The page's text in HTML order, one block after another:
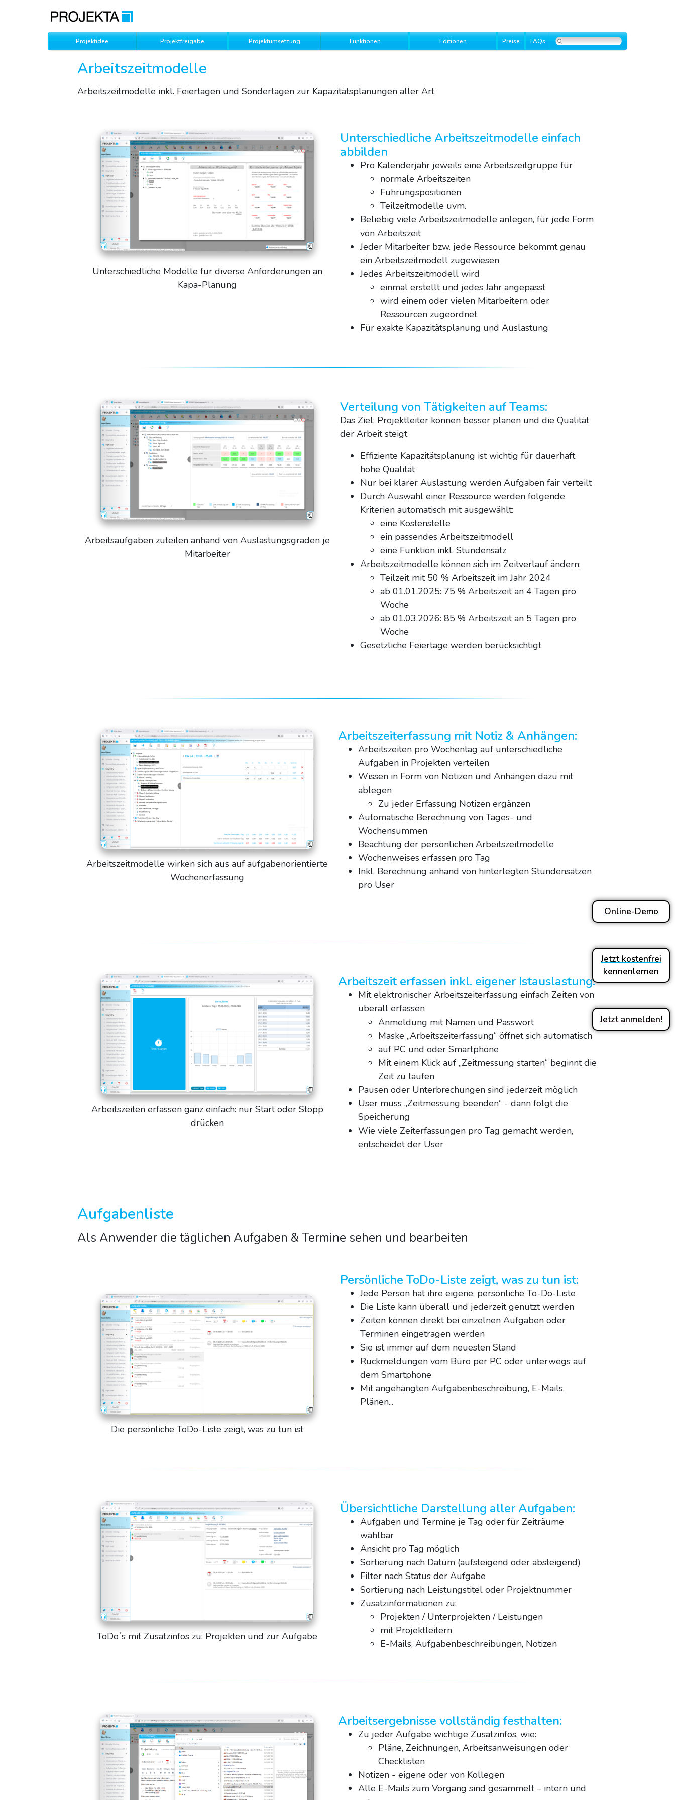
Online-Demo
Jetzt kostenfrei
kennenlernen
Jetzt anmelden!
Projektidee Projektfreigabe Projektumsetzung Funktionen Editionen Preise FAQs
Arbeitszeitmodelle
Arbeitszeitmodelle inkl. Feiertagen und Sondertagen zur Kapazitätsplanungen aller Art
Unterschiedliche Modelle für diverse Anforderungen an
Kapa-Planung
Unterschiedliche Arbeitszeitmodelle einfach
abbilden
Pro Kalenderjahr jeweils eine Arbeitszeitgruppe für
normale Arbeitszeiten
Führungspositionen
Teilzeitmodelle uvm.
Beliebig viele Arbeitszeitmodelle anlegen, für jede Form
von Arbeitszeit
Jeder Mitarbeiter bzw. jede Ressource bekommt genau
ein Arbeitszeitmodell zugewiesen
Jedes Arbeitszeitmodell wird
einmal erstellt und jedes Jahr angepasst
wird einem oder vielen Mitarbeitern oder
Ressourcen zugeordnet
Für exakte Kapazitätsplanung und Auslastung
Arbeitsaufgaben zuteilen anhand von Auslastungsgraden je
Mitarbeiter
Verteilung von Tätigkeiten auf Teams:
Das Ziel: Projektleiter können besser planen und die Qualität
der Arbeit steigt
Effiziente Kapazitätsplanung ist wichtig für dauerhaft
hohe Qualität
Nur bei klarer Auslastung werden Aufgaben fair verteilt
Durch Auswahl einer Ressource werden folgende
Kriterien automatisch mit ausgewählt:
eine Kostenstelle
ein passendes Arbeitszeitmodell
eine Funktion inkl. Stundensatz
Arbeitszeitmodelle können sich im Zeitverlauf ändern:
Teilzeit mit 50 % Arbeitszeit im Jahr 2024
ab 01.01.2025: 75 % Arbeitszeit an 4 Tagen pro
Woche
ab 01.03.2026: 85 % Arbeitszeit an 5 Tagen pro
Woche
Gesetzliche Feiertage werden berücksichtigt
Arbeitszeitmodelle wirken sich aus auf aufgabenorientierte
Wochenerfassung
Arbeitszeiterfassung mit Notiz & Anhängen:
Arbeitszeiten pro Wochentag auf unterschiedliche
Aufgaben in Projekten verteilen
Wissen in Form von Notizen und Anhängen dazu mit
ablegen
Zu jeder Erfassung Notizen ergänzen
Automatische Berechnung von Tages- und
Wochensummen
Beachtung der persönlichen Arbeitszeitmodelle
Wochenweises erfassen pro Tag
Inkl. Berechnung anhand von hinterlegten Stundensätzen
pro User
Arbeitszeiten erfassen ganz einfach: nur Start oder Stopp
drücken
Arbeitszeit erfassen inkl. eigener Istauslastung:
Mit elektronischer Arbeitszeiterfassung einfach Zeiten von
überall erfassen
Anmeldung mit Namen und Passwort
Maske „Arbeitszeiterfassung“ öffnet sich automatisch
auf PC und oder Smartphone
Mit einem Klick auf „Zeitmessung starten“ beginnt die
Zeit zu laufen
Pausen oder Unterbrechungen sind jederzeit möglich
User muss „Zeitmessung beenden“ - dann folgt die
Speicherung
Wie viele Zeiterfassungen pro Tag gemacht werden,
entscheidet der User
Aufgabenliste
Als Anwender die täglichen Aufgaben & Termine sehen und bearbeiten
Die persönliche ToDo-Liste zeigt, was zu tun ist
Persönliche ToDo-Liste zeigt, was zu tun ist:
Jede Person hat ihre eigene, persönliche To-Do-Liste
Die Liste kann überall und jederzeit genutzt werden
Zeiten können direkt bei einzelnen Aufgaben oder
Terminen eingetragen werden
Sie ist immer auf dem neuesten Stand
Rückmeldungen vom Büro per PC oder unterwegs auf
dem Smartphone
Mit angehängten Aufgabenbeschreibung, E-Mails,
Plänen...
ToDo´s mit Zusatzinfos zu: Projekten und zur Aufgabe
Übersichtliche Darstellung aller Aufgaben:
Aufgaben und Termine je Tag oder für Zeiträume
wählbar
Ansicht pro Tag möglich
Sortierung nach Datum (aufsteigend oder absteigend)
Filter nach Status der Aufgabe
Sortierung nach Leistungstitel oder Projektnummer
Zusatzinformationen zu:
Projekten / Unterprojekten / Leistungen
mit Projektleitern
E-Mails, Aufgabenbeschreibungen, Notizen
Arbeitsergebnisse vollständig festhalten:
Zu jeder Aufgabe wichtige Zusatzinfos, wie:
Pläne, Zeichnungen, Arbeitsanweisungen oder
Checklisten
Notizen - eigene oder von Kollegen
Alle E-Mails zum Vorgang sind gesammelt – intern und